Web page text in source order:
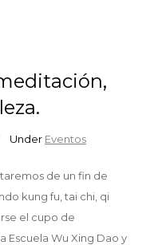
Under Eventos
de un fin de
kung fu, tai chi, qi
el cupo de
Escuela Wu Xing Dao y